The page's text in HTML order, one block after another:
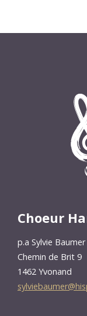
Choeur
p.a Sylvie Baumer
Chemin de Brit 9
1462 Yvonand